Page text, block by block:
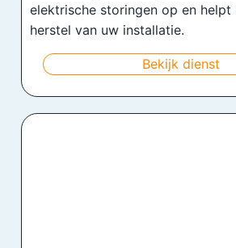
elektrische storingen op en helpt
herstel van uw installatie.
Bekijk dienst